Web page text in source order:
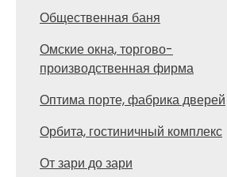
Общественная баня
Омские окна, торгово-
производственная фирма
Оптима порте, фабрика дверей
Орбита, гостиничный комплекс
От зари до зари